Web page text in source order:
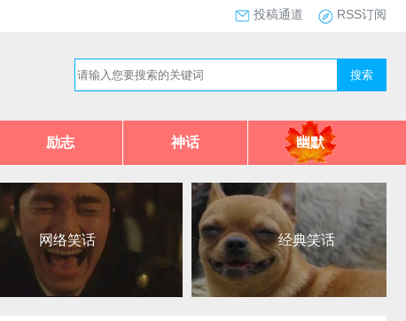
RSS订阅
投稿通道
搜索
励志 神话 幽默
网络笑话 经典笑话